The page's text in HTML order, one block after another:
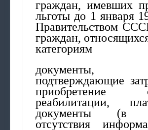
граждан, имевших
льготы до 1 января
Правительством
граждан,
категориям
документы,
подтверждающие
приобретение
реабилитации,
документы (в
отсутствия